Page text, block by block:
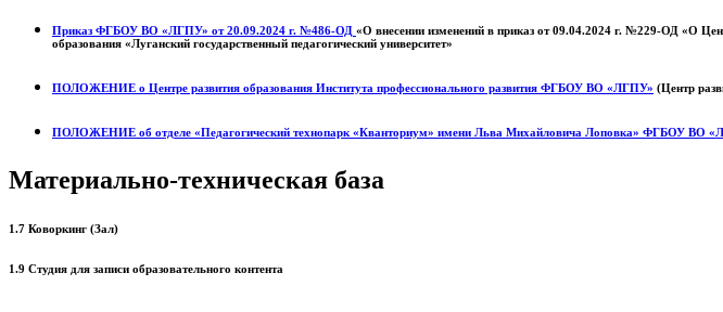
Приказ ФГБОУ ВО «ЛГПУ» от 20.09.2024 г. №486-ОД «О внесении изменений в приказ от 09.04.2024 г. №229-ОД «О
образования «Луганский государственный педагогический университет»
ПОЛОЖЕНИЕ о Центре развития образования Института профессионального развития ФГБОУ ВО «ЛГПУ» (Центр
ПОЛОЖЕНИЕ об отделе «Педагогический технопарк «Кванториум» имени Льва Михайловича Лоповка» ФГБОУ ВО
Материально-техническая база
1.7 Коворкинг (Зал)
1.9 Студия для записи образовательного контента